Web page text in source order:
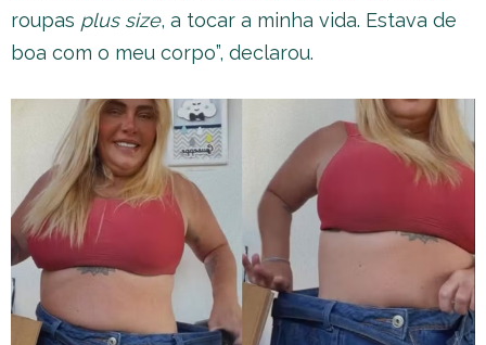
roupas plus size, a tocar a minha vida. Estava de
boa com o meu corpo”, declarou.